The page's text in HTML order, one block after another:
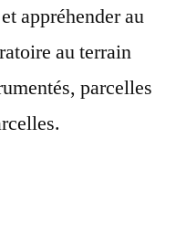
appréhender au
au terrain
parcelles